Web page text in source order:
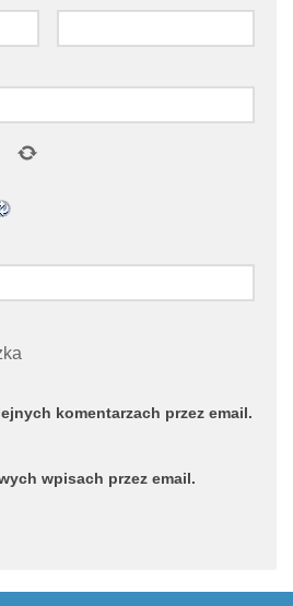
komentarzach przez email.
wpisach przez email.